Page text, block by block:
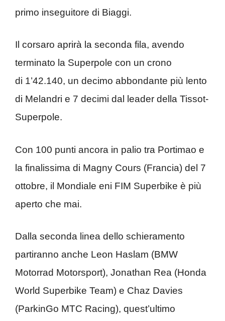
primo inseguitore di Biaggi.
Il corsaro aprirà la seconda fila, avendo
terminato la Superpole con un crono
di 1’42.140, un decimo abbondante più lento
di Melandri e 7 decimi dal leader della Tissot-
Superpole.
Con 100 punti ancora in palio tra Portimao e
la finalissima di Magny Cours (Francia) del 7
ottobre, il Mondiale eni FIM Superbike è più
aperto che mai.
Dalla seconda linea dello schieramento
partiranno anche Leon Haslam (BMW
Motorrad Motorsport), Jonathan Rea (Honda
World Superbike Team) e Chaz Davies
(ParkinGo MTC Racing), quest’ultimo